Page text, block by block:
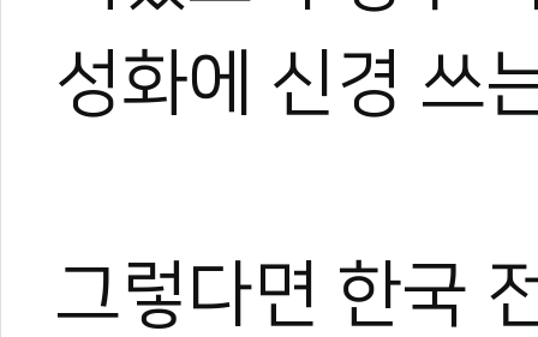
성화에 신경 쓰
그렇다면 한국
0